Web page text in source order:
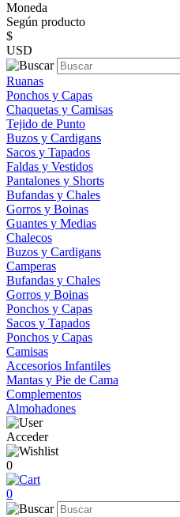
Moneda
Según producto
$
USD
Ruanas
Ponchos y Capas
Chaquetas y Camisas
Tejido de Punto
Buzos y Cardigans
Sacos y Tapados
Faldas y Vestidos
Pantalones y Shorts
Bufandas y Chales
Gorros y Boinas
Guantes y Medias
Chalecos
Buzos y Cardigans
Camperas
Bufandas y Chales
Gorros y Boinas
Ponchos y Capas
Sacos y Tapados
Ponchos y Capas
Camisas
Accesorios Infantiles
Mantas y Pie de Cama
Complementos
Almohadones
Acceder
0
0